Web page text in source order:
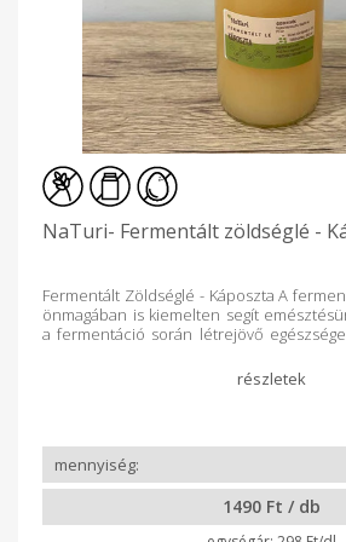
NaTuri- Fermentált zöldséglé -
Fermentált Zöldséglé - Káposzta A
önmagában is kiemelten segít
a fermentáció során létrejövő
készül, mint ami a fermentált
utána, azonban ezek a levek
"üdítő"-nek is tökéletesen funkcionál,
nyugodtan megiható, kellemes
tömeg: 500ml Összetevők: Káposzta,
Mentesség: Glutén-, cukor-, tej-, laktóz-,
Tápérték adatok: Átlagos tápérték 100g
1490 Ft / db